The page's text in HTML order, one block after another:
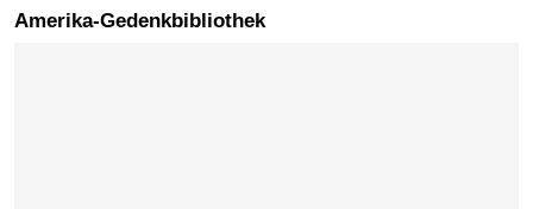
Amerika-Gedenkbibliothek